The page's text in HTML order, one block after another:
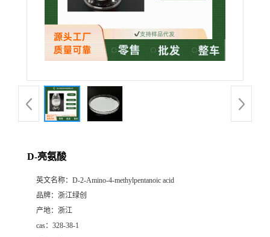
D-亮氨酸
英文名称： D-2-Amino-4-methylpentanoic acid
品牌： 浙江绿创
产地： 浙江
cas： 328-38-1